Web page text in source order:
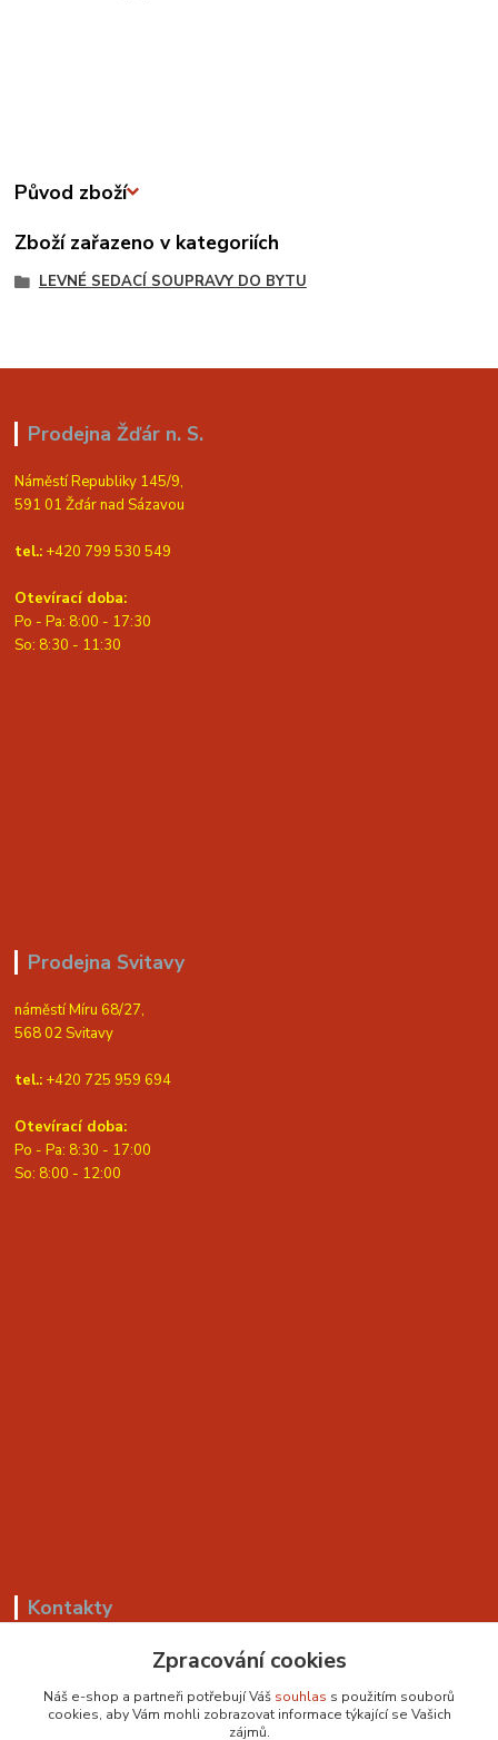
Původ zboží
Zboží zařazeno v kategoriích
LEVNÉ SEDACÍ SOUPRAVY DO BYTU
Prodejna Žďár n. S.
Náměstí Republiky 145/9,
591 01 Žďár nad Sázavou
tel.: +420 799 530 549
Otevírací doba:
Po - Pa: 8:00 - 17:30
So: 8:30 - 11:30
Prodejna Svitavy
náměstí Míru 68/27,
568 02 Svitavy
tel.: +420 725 959 694
Otevírací doba:
Po - Pa: 8:30 - 17:00
So: 8:00 - 12:00
Kontakty
+420 799 530 549
sedackyvysocina@seznam.cz
Zpracování cookies
Náš e-shop a partneři potřebují Váš souhlas s použitím souborů
cookies, aby Vám mohli zobrazovat informace týkající se Vašich
zájmů.